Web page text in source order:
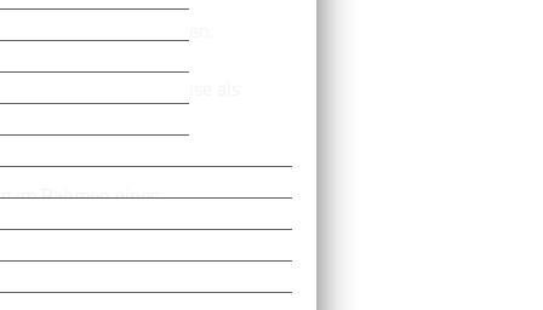
nachweisen.
besonders
beispielsweise als
im Rahmen eines